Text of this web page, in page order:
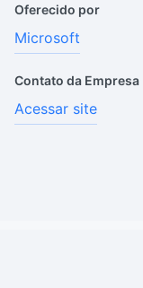
Oferecido por
Microsoft
Contato da Empresa
Acessar site